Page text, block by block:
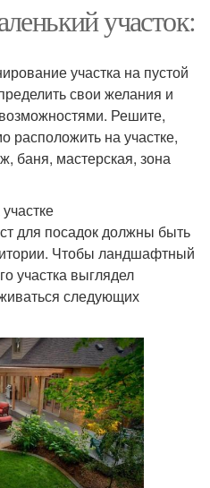
участок:
участка на пустой
свои желания и
Решите,
расположить на участке,
баня, мастерская, зона
для посадок должны быть
Чтобы ландшафтный
участка выглядел
следующих